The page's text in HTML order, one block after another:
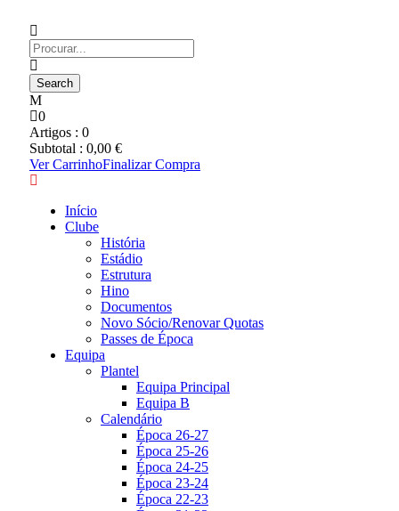
0
Artigos : 0
Subtotal : 0,00 €
Ver CarrinhoFinalizar Compra
Início
Clube
História
Estádio
Estrutura
Hino
Documentos
Novo Sócio/Renovar Quotas
Passes de Época
Equipa
Plantel
Equipa Principal
Equipa B
Calendário
Época 26-27
Época 25-26
Época 24-25
Época 23-24
Época 22-23